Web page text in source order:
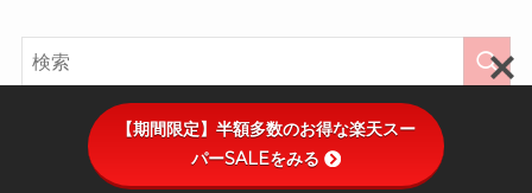
【期間限定】半額多数のお得な楽天スー
パーSALEをみる